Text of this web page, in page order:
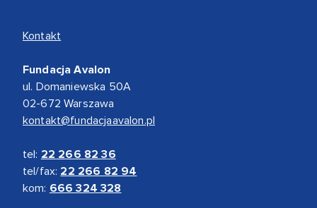
Kontakt
Fundacja Avalon
ul. Domaniewska 50A
02-672 Warszawa
kontakt@fundacjaavalon.pl
tel: 22 266 82 36
tel/fax: 22 266 82 94
kom: 666 324 328